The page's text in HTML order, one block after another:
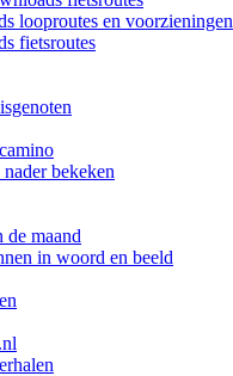
looproutes en voorzieningen
fietsroutes
bekeken
maand
in woord en beeld